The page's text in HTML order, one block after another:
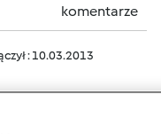
komentarze
: 10.03.2013